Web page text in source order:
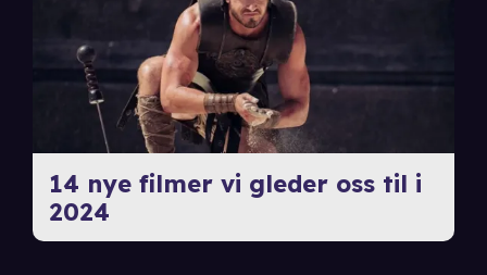
14 nye filmer vi gleder oss til i
2024